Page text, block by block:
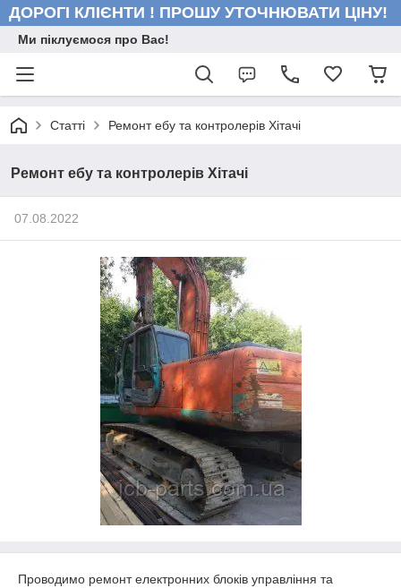
ДОРОГІ КЛІЄНТИ ! ПРОШУ УТОЧНЮВАТИ ЦІНУ!
Ми піклуємося про Вас!
Статті Ремонт ебу та контролерів Хітачі
Ремонт ебу та контролерів Хітачі
07.08.2022
Проводимо ремонт електронних блоків управління та